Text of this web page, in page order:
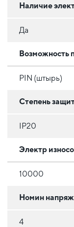
Наличие
Да
Возможность
PIN (штырь)
Степень
IP20
Электр
10000
Номин
4